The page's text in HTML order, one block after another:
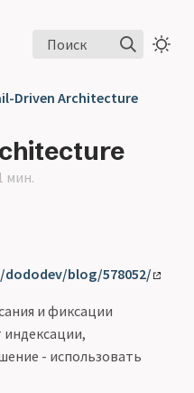
Поиск
Driven Architecture
мин.
blog/578052/
и фиксации
индексации,
- использовать